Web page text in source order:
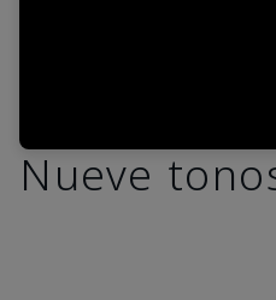
Nueve